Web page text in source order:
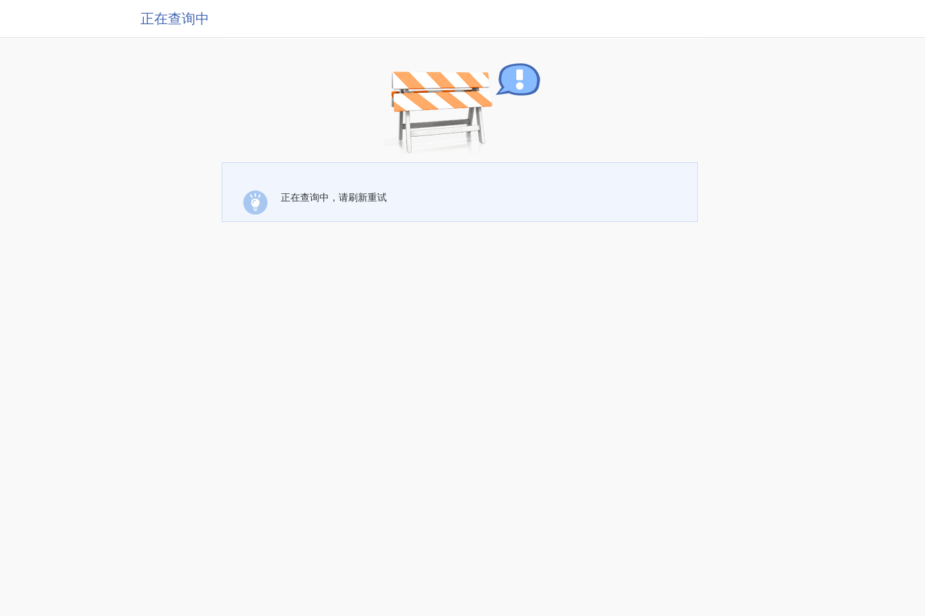
正在查询中
正在查询中，请刷新重试